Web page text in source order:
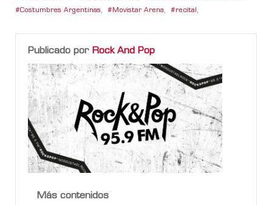
Costumbres Argentinas, Movistar Arena, recital ,
Publicado por Rock And Pop
Más contenidos